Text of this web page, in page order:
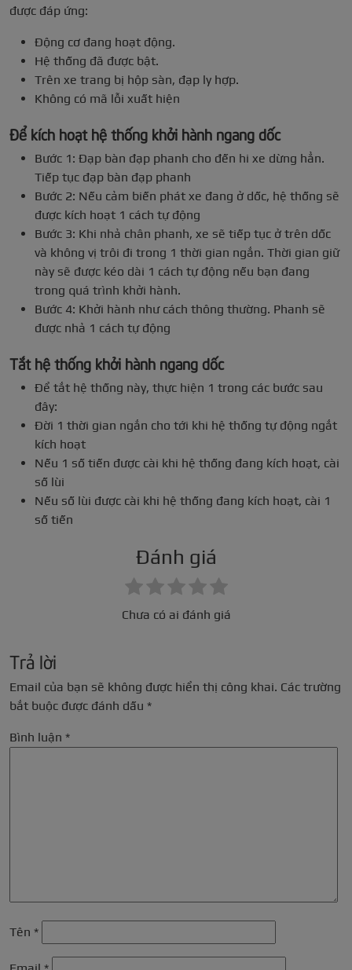
được đáp ứng:
Động cơ đang hoạt động.
Hệ thống đã được bật.
Trên xe trang bị hộp sàn, đạp ly hợp.
Không có mã lỗi xuất hiện
Để kích hoạt hệ thống khởi hành ngang dốc
Bước 1: Đạp bàn đạp phanh cho đến hi xe dừng hẳn.
Tiếp tục đạp bàn đạp phanh
Bước 2: Nếu cảm biến phát xe đang ở dốc, hệ thống sẽ
được kích hoạt 1 cách tự động
Bước 3: Khi nhả chân phanh, xe sẽ tiếp tục ở trên dốc
và không vị trôi đi trong 1 thời gian ngắn. Thời gian giữ
này sẽ được kéo dài 1 cách tự động nếu bạn đang
trong quá trình khởi hành.
Bước 4: Khởi hành như cách thông thường. Phanh sẽ
được nhả 1 cách tự động
Tắt hệ thống khởi hành ngang dốc
Để tắt hệ thống này, thực hiện 1 trong các bước sau
đây:
Đời 1 thời gian ngắn cho tới khi hệ thống tự động ngắt
kích hoạt
Nếu 1 số tiến được cài khi hệ thống đang kích hoạt, cài
số lùi
Nếu số lùi được cài khi hệ thống đang kích hoạt, cài 1
số tiến
Đánh giá
Chưa có ai đánh giá
Trả lời
Email của bạn sẽ không được hiển thị công khai. Các trường
bắt buộc được đánh dấu *
Bình luận *
Tên *